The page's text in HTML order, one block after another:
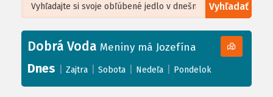
Vyhľadať
+
−
Leaflet| ©OpenStreetMap, Tiles courtesy ofHumanitarian OpenStreetMap
Dobrá Voda Meniny má Jozefína
Dnes Zajtra Sobota Nedeľa Pondelok